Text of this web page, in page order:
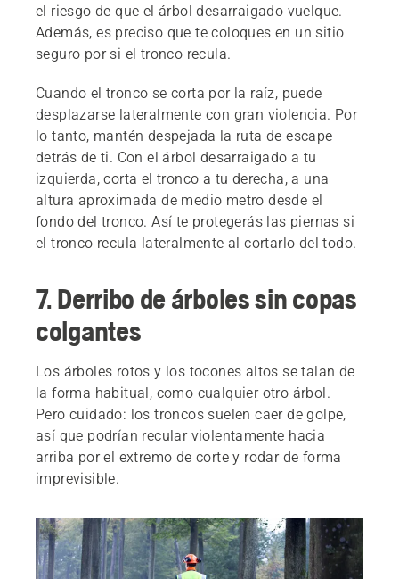
el riesgo de que el árbol desarraigado vuelque.
Además, es preciso que te coloques en un sitio
seguro por si el tronco recula.
Cuando el tronco se corta por la raíz, puede
desplazarse lateralmente con gran violencia. Por
lo tanto, mantén despejada la ruta de escape
detrás de ti. Con el árbol desarraigado a tu
izquierda, corta el tronco a tu derecha, a una
altura aproximada de medio metro desde el
fondo del tronco. Así te protegerás las piernas si
el tronco recula lateralmente al cortarlo del todo.
7. Derribo de árboles sin copas
colgantes
Los árboles rotos y los tocones altos se talan de
la forma habitual, como cualquier otro árbol.
Pero cuidado: los troncos suelen caer de golpe,
así que podrían recular violentamente hacia
arriba por el extremo de corte y rodar de forma
imprevisible.